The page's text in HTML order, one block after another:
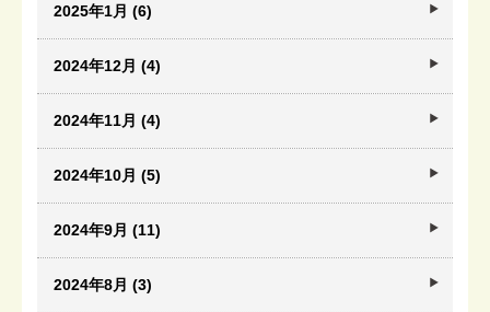
2025年1月 (6)
2024年12月 (4)
2024年11月 (4)
2024年10月 (5)
2024年9月 (11)
2024年8月 (3)